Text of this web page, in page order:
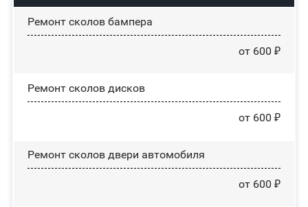
Ремонт сколов бампера
от 600 ₽
Ремонт сколов дисков
от 600 ₽
Ремонт сколов двери автомобиля
от 600 ₽